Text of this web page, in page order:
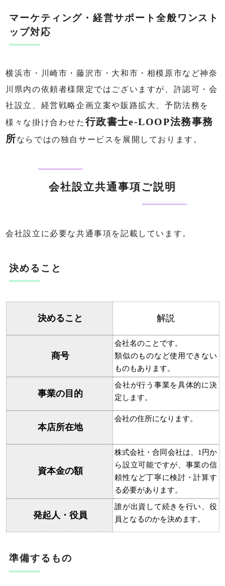
マーケティング・経営サポート全般ワンスト
ップ対応
横浜市・川崎市・藤沢市・大和市・相模原市など神奈
川県内の依頼者様限定ではございますが、許認可・会
社設立、経営戦略企画立案や販路拡大、予防法務を
様々な掛け合わせた 行政書士e-LOOP法務事務
所ならではの独自サービスを展開しております。
会社設立共通事項ご説明
会社設立に必要な共通事項を記載しています。
決めること
決めること 解説
商号
会社名のことです。
類似のものなど使用できない
ものもあります。
事業の目的
会社が行う事業を具体的に決
定します。
本店所在地
会社の住所になります。
資本金の額
株式会社・合同会社は、1円か
ら設立可能ですが、事業の信
頼性など丁寧に検討・計算す
る必要があります。
発起人・役員
誰が出資して続きを行い、役
員となるのかを決めます。
準備するもの